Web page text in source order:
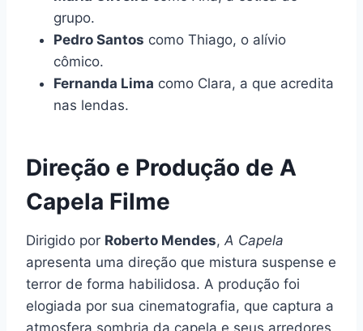
grupo.
Pedro Santos como Thiago, o alívio
cômico.
Fernanda Lima como Clara, a que acredita
nas lendas.
Direção e Produção de A
Capela Filme
Dirigido por Roberto Mendes, A Capela
apresenta uma direção que mistura suspense e
terror de forma habilidosa. A produção foi
elogiada por sua cinematografia, que captura a
atmosfera sombria da capela e seus arredores,